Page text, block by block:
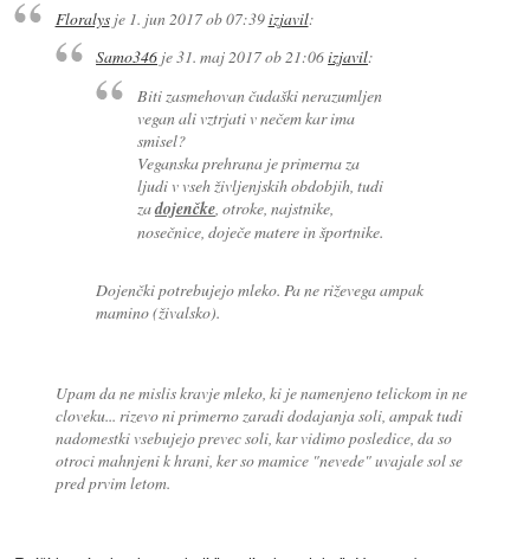
Floralysje 1. jun 2017 ob 07:39izjavil:
Samo346 je31. maj 2017 ob 21:06izjavil:
Biti zasmehovan čudaški nerazumljen
vegan ali vztrjati v nečem kar ima
smisel?
Veganska prehrana je primerna za
ljudi v vseh življenjskih obdobjih, tudi
zadojenčke, otroke, najstnike,
nosečnice, doječe matere in športnike.
Dojenčki potrebujejo mleko. Pa ne riževega ampak
mamino (živalsko).
Upam da ne mislis kravje mleko, ki je namenjeno telickom in ne
cloveku... rizevo ni primerno zaradi dodajanja soli, ampak tudi
nadomestki vsebujejo prevec soli, kar vidimo posledice, da so
otroci mahnjeni k hrani, ker so mamice "nevede" uvajale sol se
pred prvim letom.